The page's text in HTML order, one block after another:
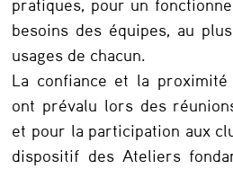
pratiques, pour un
besoins des équipes, au
usages de chacun.
La confiance et la
ont prévalu lors des
et pour la participation aux
dispositif des Ateliers